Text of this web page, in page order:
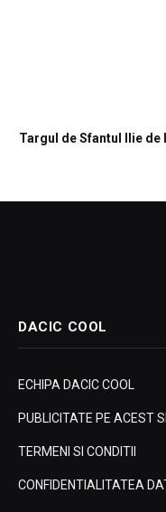
Targul de Sfantul Ilie de
DACIC COOL
ECHIPA DACIC COOL
PUBLICITATE PE ACEST
TERMENI SI CONDITII
CONFIDENTIALITATEA